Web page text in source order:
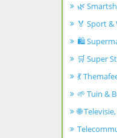
🌿
🏅 Sport &
🛍️
🛒 Super
💃
🌱 Tuin &
🌐